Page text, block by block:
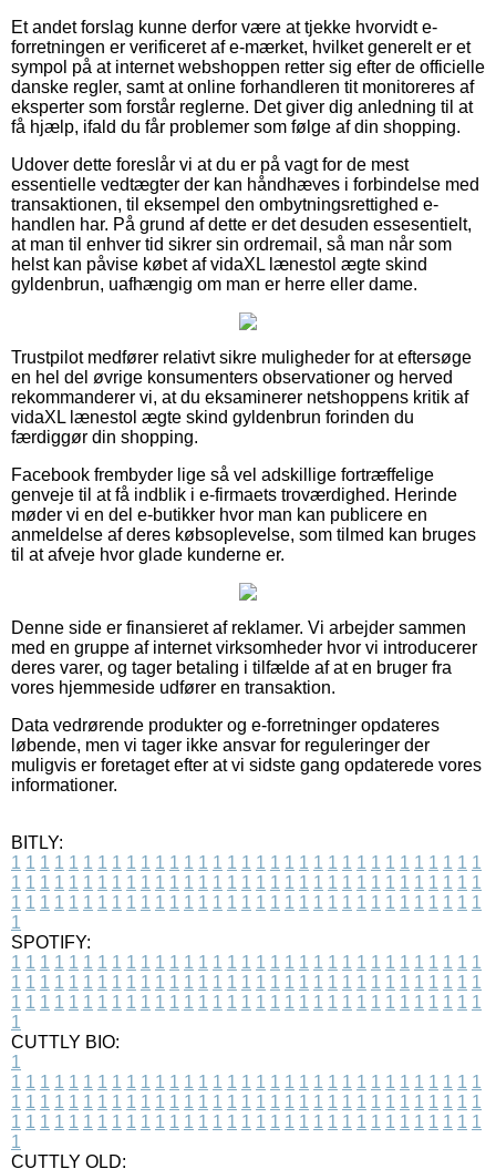
Et andet forslag kunne derfor være at tjekke hvorvidt e-
forretningen er verificeret af e-mærket, hvilket generelt er et
sympol på at internet webshoppen retter sig efter de officielle
danske regler, samt at online forhandleren tit monitoreres af
eksperter som forstår reglerne. Det giver dig anledning til at
få hjælp, ifald du får problemer som følge af din shopping.
Udover dette foreslår vi at du er på vagt for de mest
essentielle vedtægter der kan håndhæves i forbindelse med
transaktionen, til eksempel den ombytningsrettighed e-
handlen har. På grund af dette er det desuden essesentielt,
at man til enhver tid sikrer sin ordremail, så man når som
helst kan påvise købet af vidaXL lænestol ægte skind
gyldenbrun, uafhængig om man er herre eller dame.
Trustpilot medfører relativt sikre muligheder for at eftersøge
en hel del øvrige konsumenters observationer og herved
rekommanderer vi, at du eksaminerer netshoppens kritik af
vidaXL lænestol ægte skind gyldenbrun forinden du
færdiggør din shopping.
Facebook frembyder lige så vel adskillige fortræffelige
genveje til at få indblik i e-firmaets troværdighed. Herinde
møder vi en del e-butikker hvor man kan publicere en
anmeldelse af deres købsoplevelse, som tilmed kan bruges
til at afveje hvor glade kunderne er.
Denne side er finansieret af reklamer. Vi arbejder sammen
med en gruppe af internet virksomheder hvor vi introducerer
deres varer, og tager betaling i tilfælde af at en bruger fra
vores hjemmeside udfører en transaktion.
Data vedrørende produkter og e-forretninger opdateres
løbende, men vi tager ikke ansvar for reguleringer der
muligvis er foretaget efter at vi sidste gang opdaterede vores
informationer.
BITLY:
1 1 1 1 1 1 1 1 1 1 1 1 1 1 1 1 1 1 1 1 1 1 1 1 1 1 1 1 1 1 1 1 1
1 1 1 1 1 1 1 1 1 1 1 1 1 1 1 1 1 1 1 1 1 1 1 1 1 1 1 1 1 1 1 1 1
1 1 1 1 1 1 1 1 1 1 1 1 1 1 1 1 1 1 1 1 1 1 1 1 1 1 1 1 1 1 1 1 1
1
SPOTIFY:
1 1 1 1 1 1 1 1 1 1 1 1 1 1 1 1 1 1 1 1 1 1 1 1 1 1 1 1 1 1 1 1 1
1 1 1 1 1 1 1 1 1 1 1 1 1 1 1 1 1 1 1 1 1 1 1 1 1 1 1 1 1 1 1 1 1
1 1 1 1 1 1 1 1 1 1 1 1 1 1 1 1 1 1 1 1 1 1 1 1 1 1 1 1 1 1 1 1 1
1
CUTTLY BIO:
1
1 1 1 1 1 1 1 1 1 1 1 1 1 1 1 1 1 1 1 1 1 1 1 1 1 1 1 1 1 1 1 1 1
1 1 1 1 1 1 1 1 1 1 1 1 1 1 1 1 1 1 1 1 1 1 1 1 1 1 1 1 1 1 1 1 1
1 1 1 1 1 1 1 1 1 1 1 1 1 1 1 1 1 1 1 1 1 1 1 1 1 1 1 1 1 1 1 1 1
1
CUTTLY OLD: